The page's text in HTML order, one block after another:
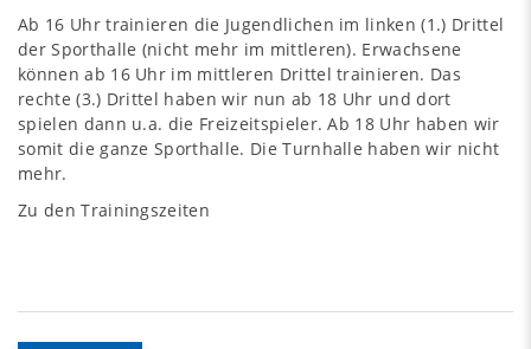
Ab 16 Uhr trainieren die Jugendlichen im linken (1.) Drittel
der Sporthalle (nicht mehr im mittleren). Erwachsene
können ab 16 Uhr im mittleren Drittel trainieren. Das
rechte (3.) Drittel haben wir nun ab 18 Uhr und dort
spielen dann u.a. die Freizeitspieler. Ab 18 Uhr haben wir
somit die ganze Sporthalle. Die Turnhalle haben wir nicht
mehr.
Zu den Trainingszeiten